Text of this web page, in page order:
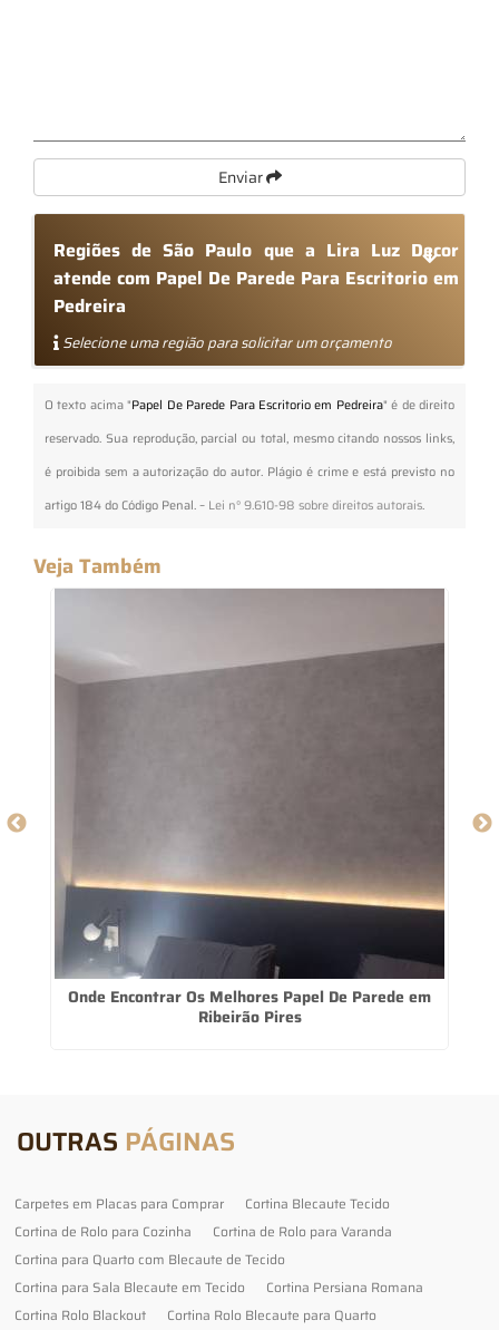
Enviar
Regiões de São Paulo que a Lira Luz Decor
atende com Papel De Parede Para Escritorio em
Pedreira
Selecione uma região para solicitar um orçamento
O texto acima "Papel De Parede Para Escritorio em Pedreira" é de direito
reservado. Sua reprodução, parcial ou total, mesmo citando nossos links,
é proibida sem a autorização do autor. Plágio é crime e está previsto no
artigo 184 do Código Penal. – Lei n° 9.610-98 sobre direitos autorais.
Veja Também
Onde Encontrar Os Melhores Papel De Parede em
Ribeirão Pires
OUTRAS PÁGINAS
Carpetes em Placas para Comprar
Cortina Blecaute Tecido
Cortina de Rolo para Cozinha
Cortina de Rolo para Varanda
Cortina para Quarto com Blecaute de Tecido
Cortina para Sala Blecaute em Tecido
Cortina Persiana Romana
Cortina Rolo Blackout
Cortina Rolo Blecaute para Quarto